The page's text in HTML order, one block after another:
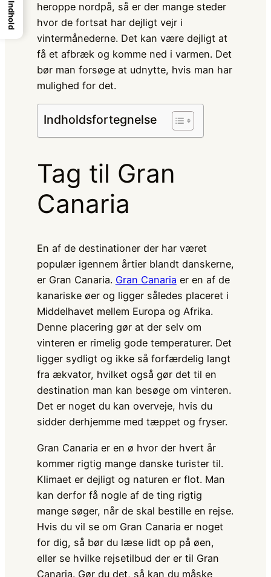
heroppe nordpå, så er der mange steder
hvor de fortsat har dejligt vejr i
vintermånederne. Det kan være dejligt at
få et afbræk og komme ned i varmen. Det
bør man forsøge at udnytte, hvis man har
mulighed for det.
Indholdsfortegnelse
Tag til Gran
Canaria
En af de destinationer der har været
populær igennem årtier blandt danskerne,
er Gran Canaria. Gran Canaria er en af de
kanariske øer og ligger således placeret i
Middelhavet mellem Europa og Afrika.
Denne placering gør at der selv om
vinteren er rimelig gode temperaturer. Det
ligger sydligt og ikke så forfærdelig langt
fra ækvator, hvilket også gør det til en
destination man kan besøge om vinteren.
Det er noget du kan overveje, hvis du
sidder derhjemme med tæppet og fryser.
Gran Canaria er en ø hvor der hvert år
kommer rigtig mange danske turister til.
Klimaet er dejligt og naturen er flot. Man
kan derfor få nogle af de ting rigtig
mange søger, når de skal bestille en rejse.
Hvis du vil se om Gran Canaria er noget
for dig, så bør du læse lidt op på øen,
eller se hvilke rejsetilbud der er til Gran
Canaria. Gør du det, så kan du måske
Indhold